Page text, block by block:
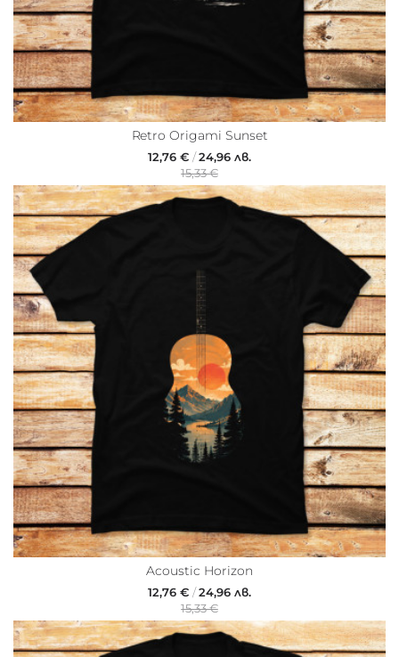
Retro Origami Sunset
12,76 € /24,96 лв.
15,33 €
Acoustic Horizon
12,76 € /24,96 лв.
15,33 €